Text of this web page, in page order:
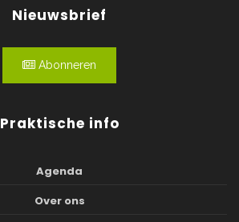
Nieuwsbrief
Abonneren
Praktische info
Agenda
Over ons